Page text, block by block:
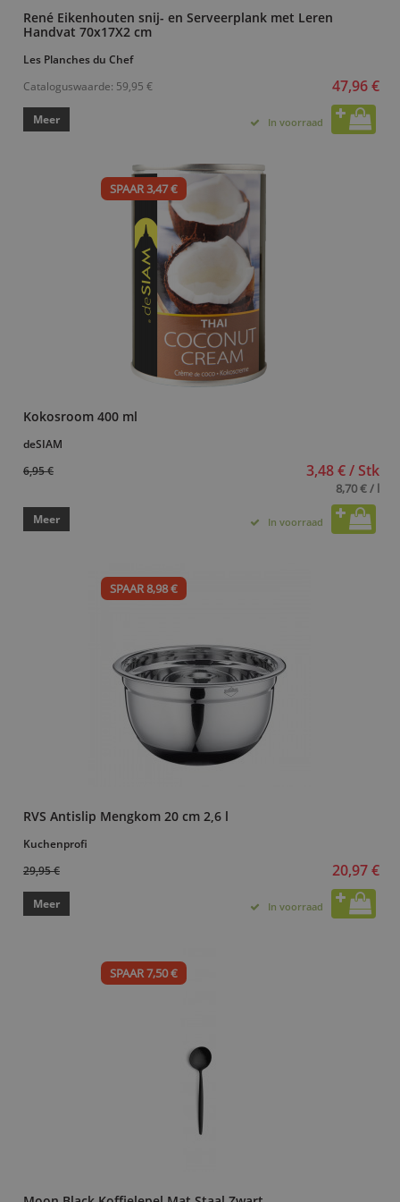
René Eikenhouten snij- en Serveerplank met Leren
Handvat 70x17X2 cm
Les Planches du Chef
Cataloguswaarde: 59,95 € 47,96 €
Meer In voorraad
SPAAR 3,47 €
Kokosroom 400 ml
deSIAM
6,95 €
3,48 € / Stk
8,70 € / l
Meer In voorraad
SPAAR 8,98 €
RVS Antislip Mengkom 20 cm 2,6 l
Kuchenprofi
29,95 €
20,97 €
Meer In voorraad
SPAAR 7,50 €